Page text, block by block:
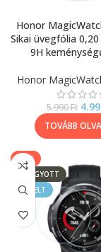
Honor
Sikai üvegfólia
9H
Honor
5.990Ft
TOVÁBB
SALE
ELFOGYOTT
KIEMELT